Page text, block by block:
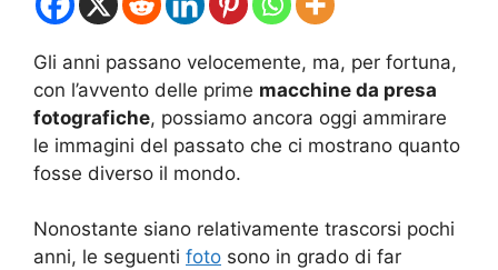
Gli anni passano velocemente, ma, per fortuna,
con l’avvento delle prime macchine da presa
fotografiche, possiamo ancora oggi ammirare
le immagini del passato che ci mostrano quanto
fosse diverso il mondo.
Nonostante siano relativamente trascorsi pochi
anni, le seguenti foto sono in grado di far